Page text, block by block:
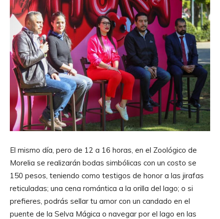
El mismo día, pero de 12 a 16 horas, en el Zoológico de
Morelia se realizarán bodas simbólicas con un costo se
150 pesos, teniendo como testigos de honor a las jirafas
reticuladas; una cena romántica a la orilla del lago; o si
prefieres, podrás sellar tu amor con un candado en el
puente de la Selva Mágica o navegar por el lago en las